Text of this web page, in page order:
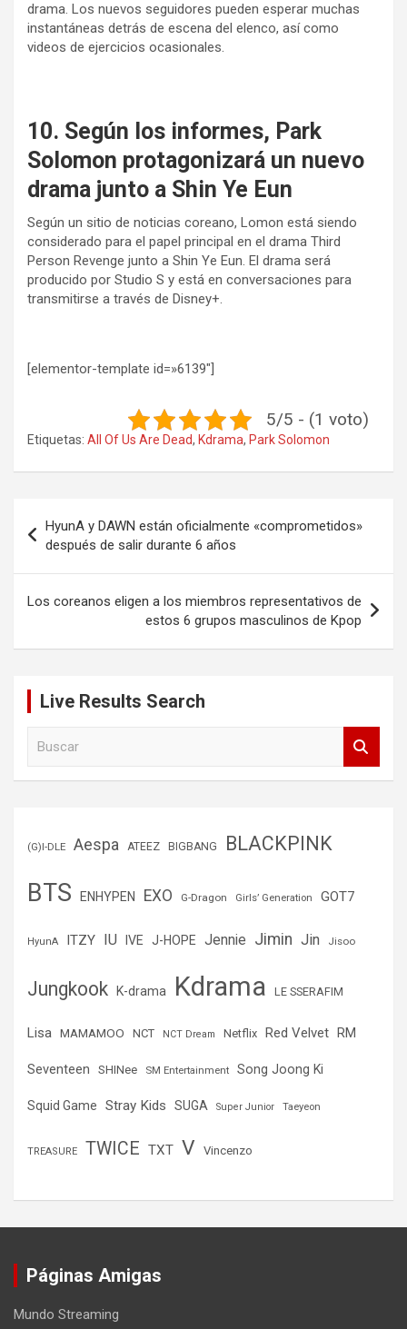
drama. Los nuevos seguidores pueden esperar muchas
instantáneas detrás de escena del elenco, así como
videos de ejercicios ocasionales.
10. Según los informes, Park
Solomon protagonizará un nuevo
drama junto a Shin Ye Eun
Según un sitio de noticias coreano, Lomon está siendo
considerado para el papel principal en el drama Third
Person Revenge junto a Shin Ye Eun. El drama será
producido por Studio S y está en conversaciones para
transmitirse a través de Disney+.
[elementor-template id=»6139″]
5/5 - (1 voto)
Etiquetas: All Of Us Are Dead, Kdrama, Park Solomon
de
entradas
HyunA y DAWN están oficialmente «comprometidos»
después de salir durante 6 años
Los coreanos eligen a los miembros representativos de
estos 6 grupos masculinos de Kpop
Live Results Search
(G)I-DLE Aespa ATEEZ BIGBANG BLACKPINK
BTS ENHYPEN EXO G-Dragon Girls’ Generation GOT7
HyunA ITZY IU IVE J-HOPE Jennie Jimin Jin Jisoo
Jungkook K-drama Kdrama LE SSERAFIM
Lisa MAMAMOO NCT NCT Dream Netflix Red Velvet RM
Seventeen SHINee SM Entertainment Song Joong Ki
Squid Game Stray Kids SUGA Super Junior Taeyeon
TREASURE TWICE TXT V Vincenzo
Páginas Amigas
Mundo Streaming